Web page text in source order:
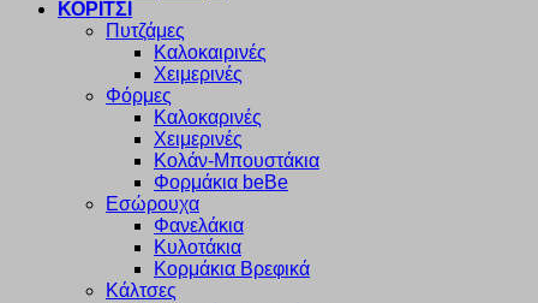
ΚΟΡΙΤΣΙ
Πυτζάμες
Καλοκαιρινές
Χειμερινές
Φόρμες
Καλοκαρινές
Χειμερινές
Κολάν-Μπουστάκια
Φορμάκια beBe
Εσώρουχα
Φανελάκια
Κυλοτάκια
Κορμάκια Βρεφικά
Κάλτσες